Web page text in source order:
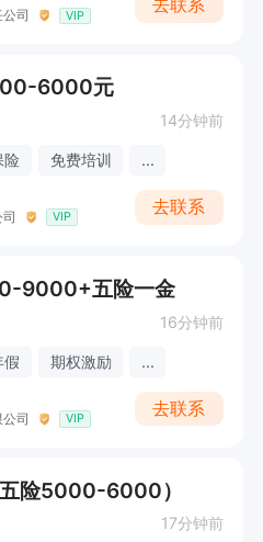
司
VIP
去联系
6000元
14分钟前
险 免费培训 ...
VIP
去联系
9000+五险一金
16分钟前
假 期权激励 ...
司
VIP
去联系
险5000-6000）
17分钟前